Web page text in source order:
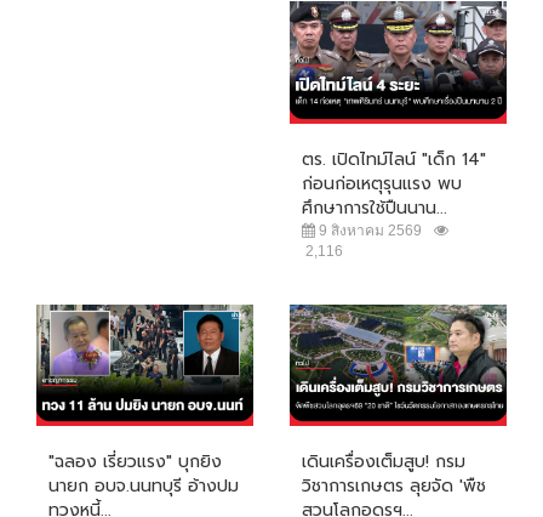
ตร. เปิดไทม์ไลน์ "เด็ก 14"
ก่อนก่อเหตุรุนแรง พบ
ศึกษาการใช้ปืนนาน...
9 สิงหาคม 2569
2,116
"ฉลอง เรี่ยวแรง" บุกยิง
นายก อบจ.นนทบุรี อ้างปม
ทวงหนี้...
เดินเครื่องเต็มสูบ! กรม
วิชาการเกษตร ลุยจัด 'พืช
สวนโลกอุดรฯ...